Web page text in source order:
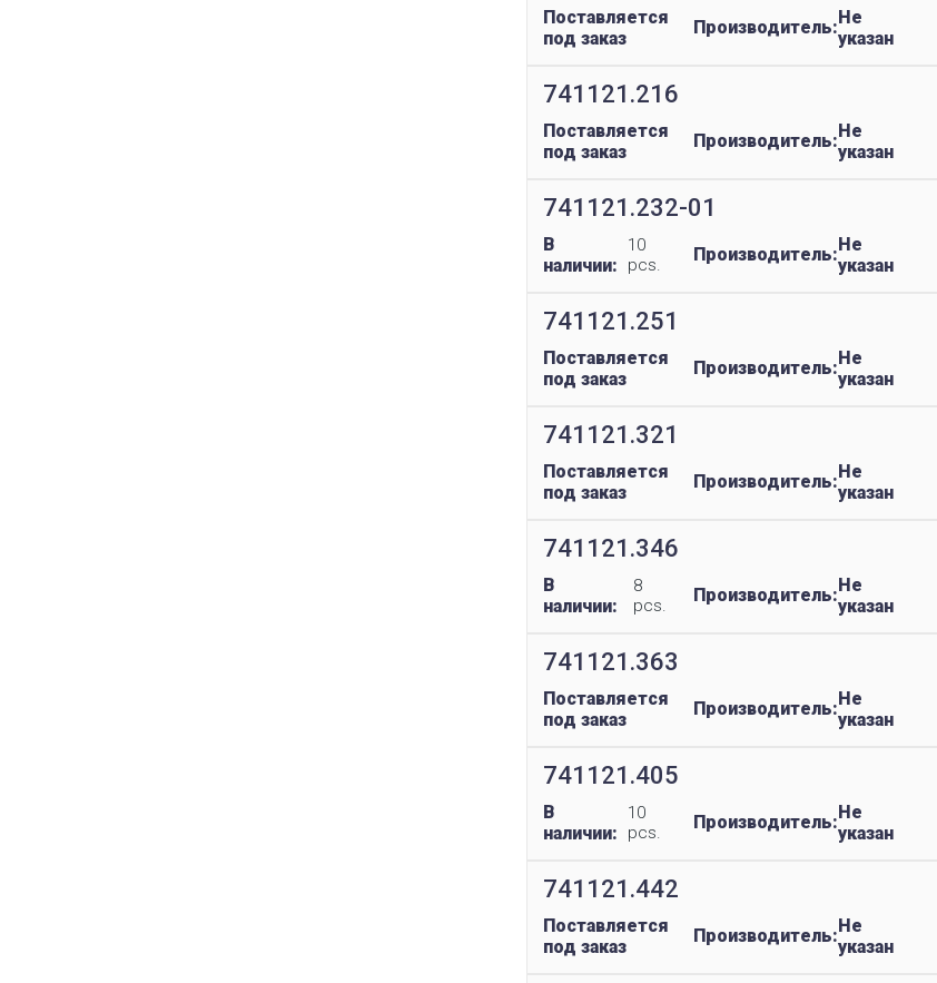
Поставляется
под заказ
Производитель:Не
указан
741121.216
Поставляется
под заказ
Производитель:Не
указан
741121.232-01
В
наличии:
10
pcs.
Производитель:Не
указан
741121.251
Поставляется
под заказ
Производитель:Не
указан
741121.321
Поставляется
под заказ
Производитель:Не
указан
741121.346
В
наличии:
8
pcs.
Производитель:Не
указан
741121.363
Поставляется
под заказ
Производитель:Не
указан
741121.405
В
наличии:
10
pcs.
Производитель:Не
указан
741121.442
Поставляется
под заказ
Производитель:Не
указан